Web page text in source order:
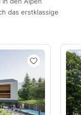
das erstklassige